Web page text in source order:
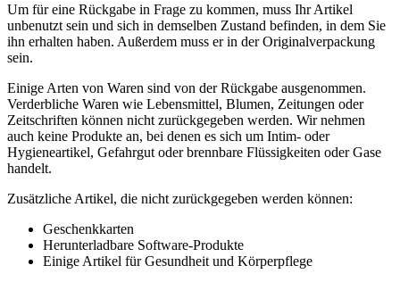
Um für eine Rückgabe in Frage zu kommen, muss Ihr Artikel
unbenutzt sein und sich in demselben Zustand befinden, in dem Sie
ihn erhalten haben. Außerdem muss er in der Originalverpackung
sein.
Einige Arten von Waren sind von der Rückgabe ausgenommen.
Verderbliche Waren wie Lebensmittel, Blumen, Zeitungen oder
Zeitschriften können nicht zurückgegeben werden. Wir nehmen
auch keine Produkte an, bei denen es sich um Intim- oder
Hygieneartikel, Gefahrgut oder brennbare Flüssigkeiten oder Gase
handelt.
Zusätzliche Artikel, die nicht zurückgegeben werden können:
Geschenkkarten
Herunterladbare Software-Produkte
Einige Artikel für Gesundheit und Körperpflege